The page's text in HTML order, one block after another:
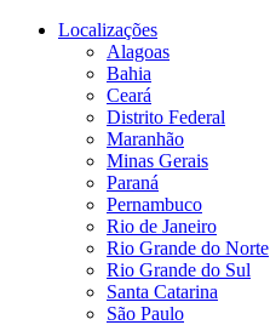
Localizações
Alagoas
Bahia
Ceará
Distrito Federal
Maranhão
Minas Gerais
Paraná
Pernambuco
Rio de Janeiro
Rio Grande do Norte
Rio Grande do Sul
Santa Catarina
São Paulo